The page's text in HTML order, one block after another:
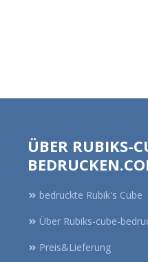
ÜBER RUBIKS-
bedruckte Rubik's Cube
Über Rubiks-cube-
Preis&Lieferung